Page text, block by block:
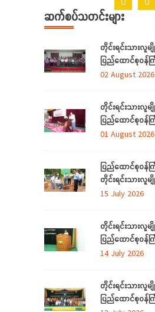
ဆက်စပ်သတင်းများ
တိုင်းရင်းသားလူမျို
ပြည်ထောင်စုဝန်က
ရန်ကုန်တိုင်းဒေသ
နှင့် တွေ့ဆုံ
02 August 2026
တိုင်းရင်းသားလူမျို
ပြည်ထောင်စုဝန်က
ဝတ်စုံချုပ်လုပ်နည်
01 August 2026
ပြည်ထောင်စုဝန်က
တိုင်းရင်းသားလူမျို
ရာသီသစ်ပင်စိုက်ပ
15 July 2026
တိုင်းရင်းသားလူမျို
ပြည်ထောင်စုဝန်က
ပညာသင်တန်းမျာ
14 July 2026
တိုင်းရင်းသားလူမျို
ပြည်ထောင်စုဝန်က